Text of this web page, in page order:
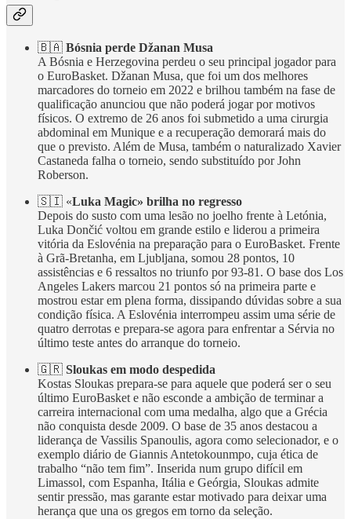
🇧🇦 Bósnia perde Džanan Musa
A Bósnia e Herzegovina perdeu o seu principal jogador para
o EuroBasket. Džanan Musa, que foi um dos melhores
marcadores do torneio em 2022 e brilhou também na fase de
qualificação anunciou que não poderá jogar por motivos
físicos. O extremo de 26 anos foi submetido a uma cirurgia
abdominal em Munique e a recuperação demorará mais do
que o previsto. Além de Musa, também o naturalizado Xavier
Castaneda falha o torneio, sendo substituído por John
Roberson.
🇸🇮 «Luka Magic» brilha no regresso
Depois do susto com uma lesão no joelho frente à Letónia,
Luka Dončić voltou em grande estilo e liderou a primeira
vitória da Eslovénia na preparação para o EuroBasket. Frente
à Grã-Bretanha, em Ljubljana, somou 28 pontos, 10
assistências e 6 ressaltos no triunfo por 93-81. O base dos Los
Angeles Lakers marcou 21 pontos só na primeira parte e
mostrou estar em plena forma, dissipando dúvidas sobre a sua
condição física. A Eslovénia interrompeu assim uma série de
quatro derrotas e prepara-se agora para enfrentar a Sérvia no
último teste antes do arranque do torneio.
🇬🇷 Sloukas em modo despedida
Kostas Sloukas prepara-se para aquele que poderá ser o seu
último EuroBasket e não esconde a ambição de terminar a
carreira internacional com uma medalha, algo que a Grécia
não conquista desde 2009. O base de 35 anos destacou a
liderança de Vassilis Spanoulis, agora como selecionador, e o
exemplo diário de Giannis Antetokounmpo, cuja ética de
trabalho “não tem fim”. Inserida num grupo difícil em
Limassol, com Espanha, Itália e Geórgia, Sloukas admite
sentir pressão, mas garante estar motivado para deixar uma
herança que una os gregos em torno da seleção.